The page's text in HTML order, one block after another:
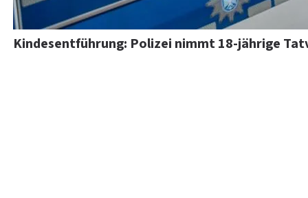
Kindesentführung: Polizei nimmt 18-jährige